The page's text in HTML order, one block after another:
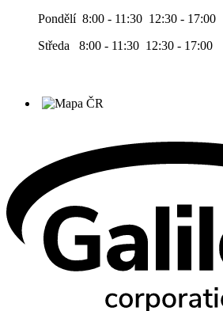
Pondělí 8:00 - 11:30 12:30 - 17:00
Středa 8:00 - 11:30 12:30 - 17:00